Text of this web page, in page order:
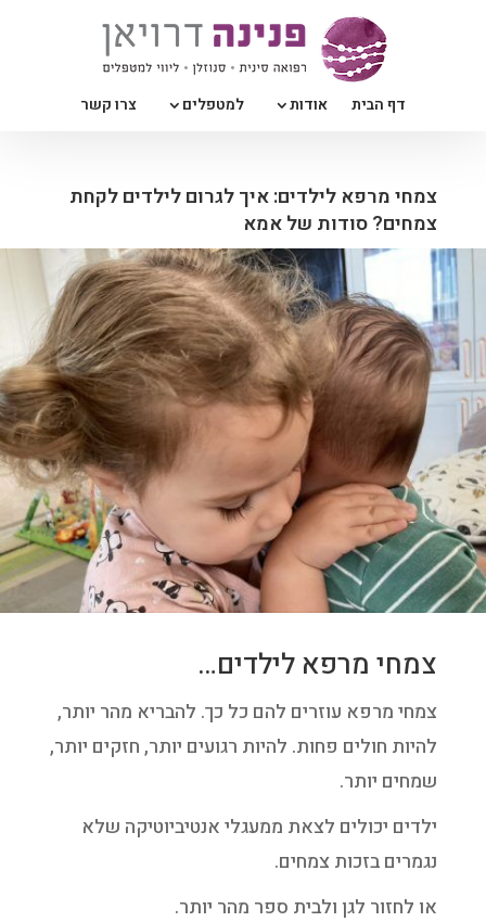
דף הבית אודות למטפלים צרו קשר
צמחי מרפא לילדים: איך לגרום לילדים לקחת
צמחים? סודות של אמא
צמחי מרפא לילדים…
צמחי מרפא עוזרים להם כל כך. להבריא מהר יותר,
להיות חולים פחות. להיות רגועים יותר, חזקים יותר,
שמחים יותר.
ילדים יכולים לצאת ממעגלי אנטיביוטיקה שלא
נגמרים בזכות צמחים.
או לחזור לגן ולבית ספר מהר יותר.